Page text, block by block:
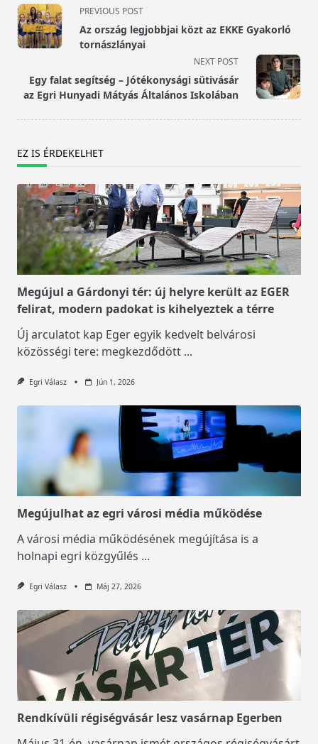
<span
class="nav-
subtitle
reader-
text">Page</span>
PREVIOUS POST
Az ország legjobbjai közt az EKKE Gyakorló
tornászlányai
NEXT POST
Egy falat segítség – Jótékonysági sütivásár
az Egri Hunyadi Mátyás Általános Iskolában
EZ IS ÉRDEKELHET
Megújul a Gárdonyi tér: új helyre került az EGER
felirat, modern padokat is kihelyeztek a térre
Új arculatot kap Eger egyik kedvelt belvárosi
közösségi tere: megkezdődött ...
Egri Válasz Jún 1, 2026
Megújulhat az egri városi média működése
A városi média működésének megújítása is a
holnapi egri közgyűlés ...
Egri Válasz Máj 27, 2026
Rendkívüli régiségvásár lesz vasárnap Egerben